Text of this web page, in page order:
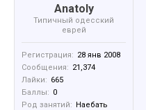
Anatoly
Типичный одесский
еврей
Регистрация: 28 янв 2008
Сообщения: 21,374
Лайки: 665
Баллы: 0
Род занятий: Наебать